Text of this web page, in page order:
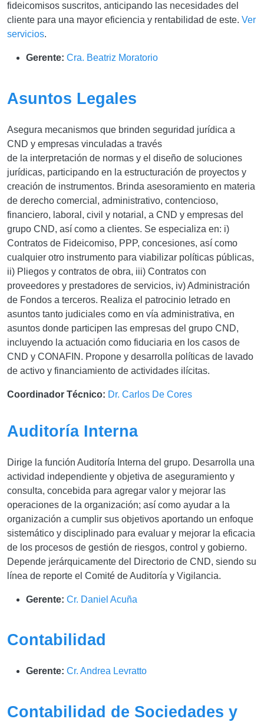
fideicomisos suscritos, anticipando las necesidades del
cliente para una mayor eficiencia y rentabilidad de este. Ver
servicios.
Gerente: Cra. Beatriz Moratorio
Asuntos Legales
Asegura mecanismos que brinden seguridad jurídica a
CND y empresas vinculadas a través
de la interpretación de normas y el diseño de soluciones
jurídicas, participando en la estructuración de proyectos y
creación de instrumentos. Brinda asesoramiento en materia
de derecho comercial, administrativo, contencioso,
financiero, laboral, civil y notarial, a CND y empresas del
grupo CND, así como a clientes. Se especializa en: i)
Contratos de Fideicomiso, PPP, concesiones, así como
cualquier otro instrumento para viabilizar políticas públicas,
ii) Pliegos y contratos de obra, iii) Contratos con
proveedores y prestadores de servicios, iv) Administración
de Fondos a terceros. Realiza el patrocinio letrado en
asuntos tanto judiciales como en vía administrativa, en
asuntos donde participen las empresas del grupo CND,
incluyendo la actuación como fiduciaria en los casos de
CND y CONAFIN. Propone y desarrolla políticas de lavado
de activo y financiamiento de actividades ilícitas.
Coordinador Técnico: Dr. Carlos De Cores
Auditoría Interna
Dirige la función Auditoría Interna del grupo. Desarrolla una
actividad independiente y objetiva de aseguramiento y
consulta, concebida para agregar valor y mejorar las
operaciones de la organización; así como ayudar a la
organización a cumplir sus objetivos aportando un enfoque
sistemático y disciplinado para evaluar y mejorar la eficacia
de los procesos de gestión de riesgos, control y gobierno.
Depende jerárquicamente del Directorio de CND, siendo su
línea de reporte el Comité de Auditoría y Vigilancia.
Gerente: Cr. Daniel Acuña
Contabilidad
Gerente: Cr. Andrea Levratto
Contabilidad de Sociedades y